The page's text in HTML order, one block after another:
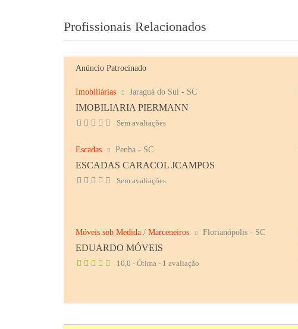
Profissionais Relacionados
Anúncio Patrocinado
Imobiliárias Jaraguá do Sul - SC
IMOBILIARIA PIERMANN
Sem avaliações
Escadas Penha - SC
ESCADAS CARACOL JCAMPOS
Sem avaliações
Móveis sob Medida / Marceneiros Florianópolis - SC
EDUARDO MÓVEIS
10,0 - Ótima - 1 avaliação